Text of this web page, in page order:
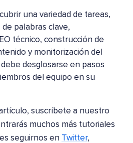
una variedad de tareas,
palabras clave,
técnico, construcción de
y monitorización del
desglosarse en pasos
del equipo en su
suscríbete a nuestro
muchos más tutoriales
seguirnos en Twitter,